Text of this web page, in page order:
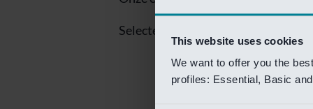
This website uses cookies
We want to offer you the
profiles: Essential, Basic
Selecteer een van de login opties